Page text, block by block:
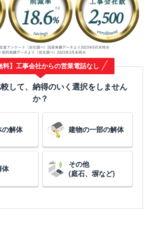
料】工事会社からの営業電話なし
して、納得のいく選択をしません
か？
解体 建物の一部の解体
体
その他
(庭石、塀など)